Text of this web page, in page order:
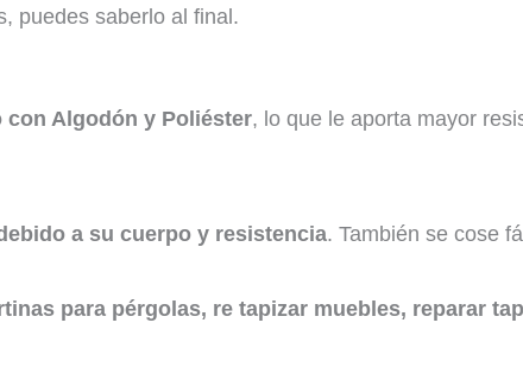
puedes saberlo al final.
Algodón y Poliéster, lo que le aporta mayor
a su cuerpo y resistencia. También se cose
para pérgolas, re tapizar muebles, reparar